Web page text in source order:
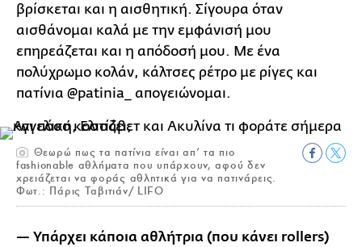
βρίσκεται και η αισθητική. Σίγουρα όταν
αισθάνομαι καλά με την εμφάνισή μου
επηρεάζεται και η απόδοσή μου. Με ένα
πολύχρωμο κολάν, κάλτσες ρέτρο με ρίγες και
πατίνια @patinia_ απογειώνομαι.
Θεωρώ πως τα πατίνια είναι απ’ τα πιο
fashionable αθλήματα που υπάρχουν, αφού δεν
χρειάζεται να φοράς αθλητικά για να πατινάρεις.
Φωτ.: Πάρις Ταβιτιάν/ LIFO
— Υπάρχει κάποια αθλήτρια (που κάνει rollers)